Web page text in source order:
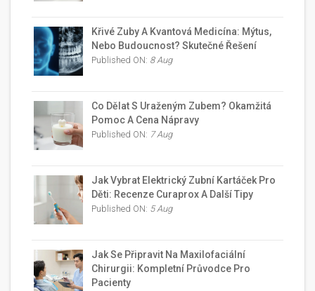
Křivé Zuby A Kvantová Medicína: Mýtus,
Nebo Budoucnost? Skutečné Řešení
Published ON: 8 Aug
Co Dělat S Uraženým Zubem? Okamžitá
Pomoc A Cena Nápravy
Published ON: 7 Aug
Jak Vybrat Elektrický Zubní Kartáček Pro
Děti: Recenze Curaprox A Další Tipy
Published ON: 5 Aug
Jak Se Připravit Na Maxilofaciální
Chirurgii: Kompletní Průvodce Pro
Pacienty